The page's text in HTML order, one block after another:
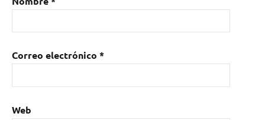
Correo electrónico *
Web